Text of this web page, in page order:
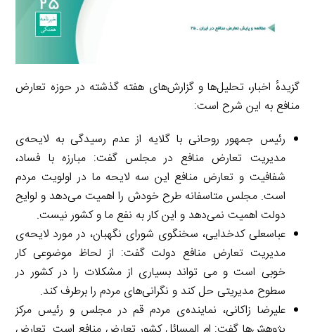
گزیدهٔ اخبار، تحلیل‌ها و گزارش‌های هفته گذشته در حوزه تعارض
منافع به این شرح است:
رئیس جمهور روحانی با گلایه از عدم رسیدگی به لایحه‌ی
مدیریت تعارض منافع در مجلس گفت: مبارزه با فساد،
شفافیت و تعارض منافع این سه لایحه ما در اولویت مردم
است. مجلس متاسفانه طرح خودش را اهمیت می‌دهد و لوایح
دولت اهمیت نمی‌دهد و این کار به نفع ما و کشور نیست.
عباسعلی کدخدایی، سخنگوی شورای نگهبان، در مورد لایحه‌ی
مدیریت تعارض منافع دولت گفت: از لحاظ موضوعی کار
خوبی است و می تواند بسیاری از مشکلات را در کشور در
سطوح مدیریتی حل کند و نگرانی‌های مردم را برطرف کند.
علیرضا زاکانی، نماینده‌ی مردم قم در مجلس و رئیس مرکز